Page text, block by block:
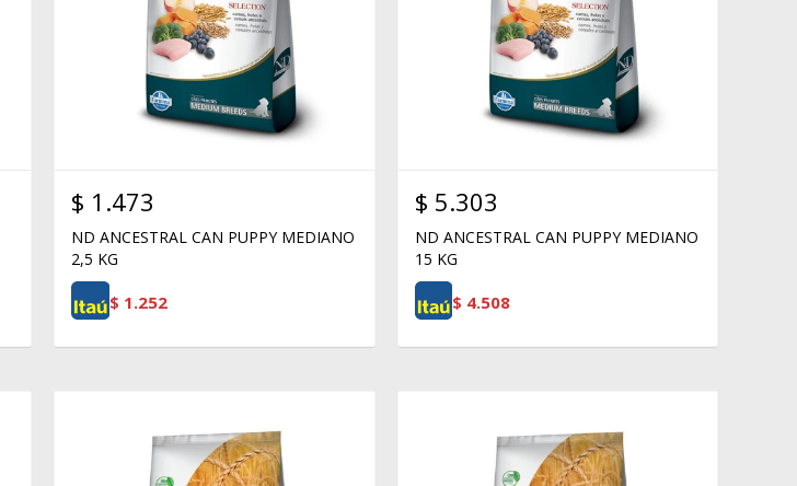
$ 1.473
ND ANCESTRAL CAN PUPPY MEDIANO
2,5 KG
$ 1.252
$ 5.303
ND ANCESTRAL CAN PUPPY MEDIANO
15 KG
$ 4.508